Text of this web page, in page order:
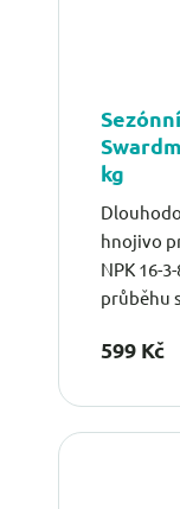
kg
hnojivo
NPK 16-
průběhu
599 Kč